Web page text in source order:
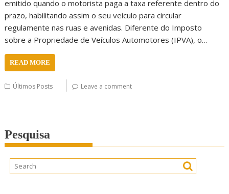
emitido quando o motorista paga a taxa referente dentro do
prazo, habilitando assim o seu veículo para circular
regulamente nas ruas e avenidas. Diferente do Imposto
sobre a Propriedade de Veículos Automotores (IPVA), o…
READ MORE
Últimos Posts Leave a comment
Pesquisa